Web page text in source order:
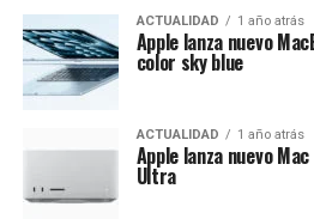
ACTUALIDAD 1 año atrás
Apple lanza nuevo
color sky blue
ACTUALIDAD 1 año atrás
Apple lanza nuevo
Ultra